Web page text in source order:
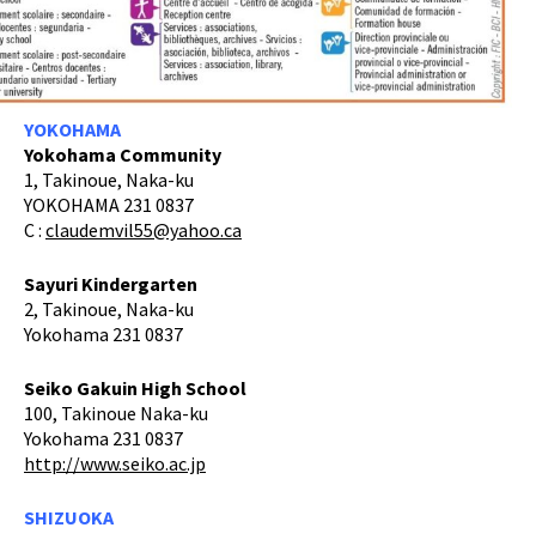
YOKOHAMA
Yokohama Community
1, Takinoue, Naka-ku
YOKOHAMA 231 0837
C : claudemvil55@yahoo.ca
Sayuri Kindergarten
2, Takinoue, Naka-ku
Yokohama 231 0837
Seiko Gakuin High School
100, Takinoue Naka-ku
Yokohama 231 0837
http://www.seiko.ac.jp
SHIZUOKA